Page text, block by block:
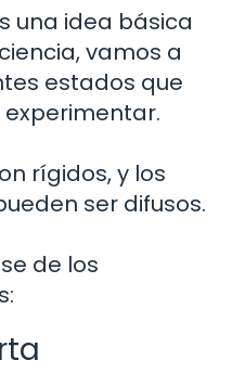
una idea básica
vamos a
estados que
rígidos, y los
ser difusos.
de los